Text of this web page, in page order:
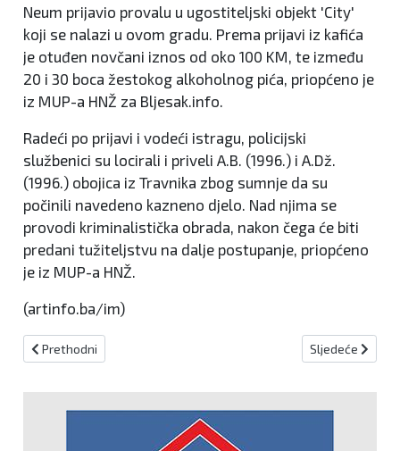
Neum prijavio provalu u ugostiteljski objekt 'City'
koji se nalazi u ovom gradu. Prema prijavi iz kafića
je otuđen novčani iznos od oko 100 KM, te između
20 i 30 boca žestokog alkoholnog pića, priopćeno je
iz MUP-a HNŽ za Bljesak.info.
Radeći po prijavi i vodeći istragu, policijski
službenici su locirali i priveli A.B. (1996.) i A.Dž.
(1996.) obojica iz Travnika zbog sumnje da su
počinili navedeno kazneno djelo. Nad njima se
provodi kriminalistička obrada, nakon čega će biti
predani tužiteljstvu na dalje postupanje, priopćeno
je iz MUP-a HNŽ.
(artinfo.ba/im)
Prethodni članak: POČINJE EKSHUMACIJA BUGOJANSKIH HRVATA
Prethodni Sljedeći članak:
Sljedeće